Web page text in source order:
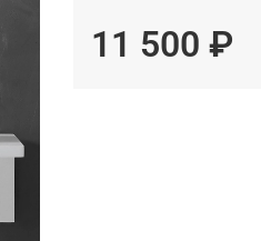
11 500 ₽